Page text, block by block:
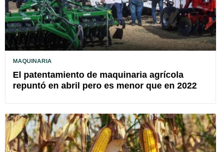
MAQUINARIA
El patentamiento de maquinaria agrícola
repuntó en abril pero es menor que en 2022